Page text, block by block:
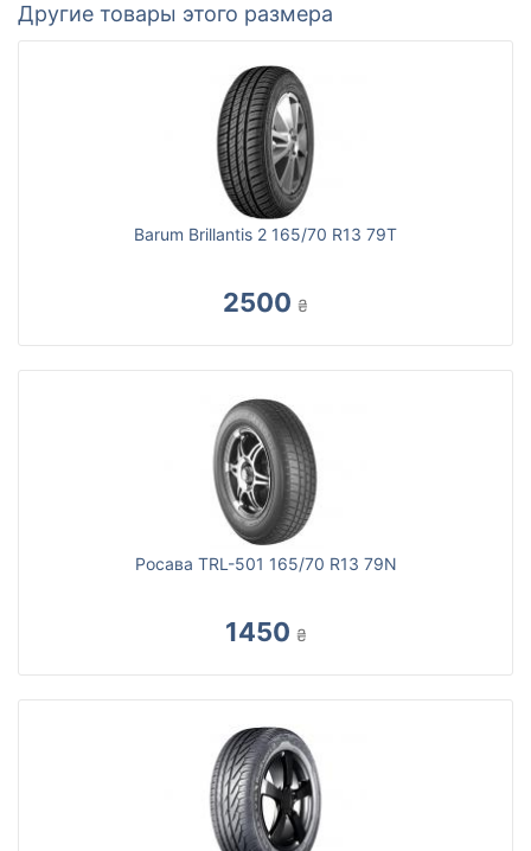
Другие товары этого размера
Barum Brillantis 2 165/70 R13 79T
2500 ₴
Росава TRL-501 165/70 R13 79N
1450 ₴